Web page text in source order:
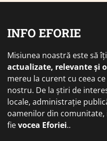
INFO EFORIE
Misiunea noastră este să
actualizate, relevante și
mereu la curent cu ceea
nostru. De la știri de
locale, administrație
oamenilor din
fievocea Eforiei..